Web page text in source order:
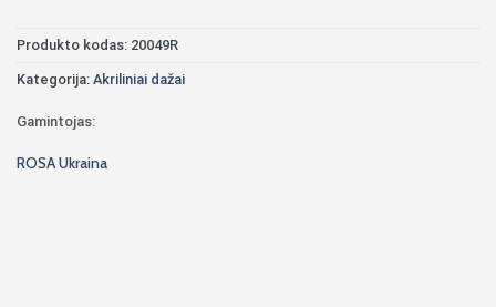
Produkto kodas: 20049R
Kategorija: Akriliniai dažai
Gamintojas:
ROSA Ukraina